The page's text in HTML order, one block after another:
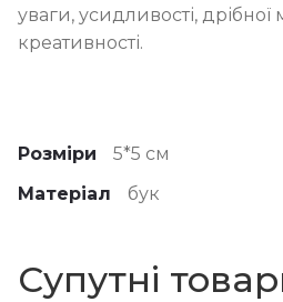
уваги, усидливості,
креативності.
Розміри
5*5 см
Матеріал
бук
Супутні